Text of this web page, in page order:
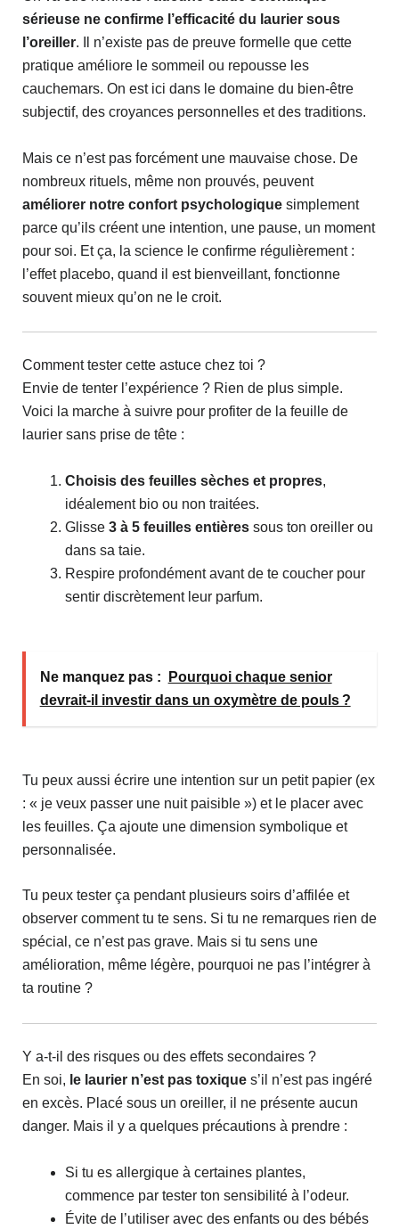
sérieuse ne confirme l’efficacité du laurier sous
l’oreiller. Il n’existe pas de preuve formelle que cette
pratique améliore le sommeil ou repousse les
cauchemars. On est ici dans le domaine du bien-être
subjectif, des croyances personnelles et des traditions.
Mais ce n’est pas forcément une mauvaise chose. De
nombreux rituels, même non prouvés, peuvent
améliorer notre confort psychologiquesimplement
parce qu’ils créent une intention, une pause, un moment
pour soi. Et ça, la science le confirme régulièrement :
l’effet placebo, quand il est bienveillant, fonctionne
souvent mieux qu’on ne le croit.
Comment tester cette astuce chez toi ?
Envie de tenter l’expérience ? Rien de plus simple.
Voici la marche à suivre pour profiter de la feuille de
laurier sans prise de tête :
Choisis des feuilles sèches et propres,
idéalement bio ou non traitées.
Glisse 3 à 5 feuilles entièressous ton oreiller ou
dans sa taie.
Respire profondément avant de te coucher pour
sentir discrètement leur parfum.
Ne manquez pas :
Pourquoi chaque senior
devrait-il investir dans un oxymètre de pouls ?
Tu peux aussi écrire une intention sur un petit papier (ex
: « je veux passer une nuit paisible ») et le placer avec
les feuilles. Ça ajoute une dimension symbolique et
personnalisée.
Tu peux tester ça pendant plusieurs soirs d’affilée et
observer comment tu te sens. Si tu ne remarques rien de
spécial, ce n’est pas grave. Mais si tu sens une
amélioration, même légère, pourquoi ne pas l’intégrer à
ta routine ?
Y a-t-il des risques ou des effets secondaires ?
En soi, le laurier n’est pas toxiques’il n’est pas ingéré
en excès. Placé sous un oreiller, il ne présente aucun
danger. Mais il y a quelques précautions à prendre :
Si tu es allergique à certaines plantes,
commence par tester ton sensibilité à l’odeur.
Évite de l’utiliser avec des enfants ou des bébés